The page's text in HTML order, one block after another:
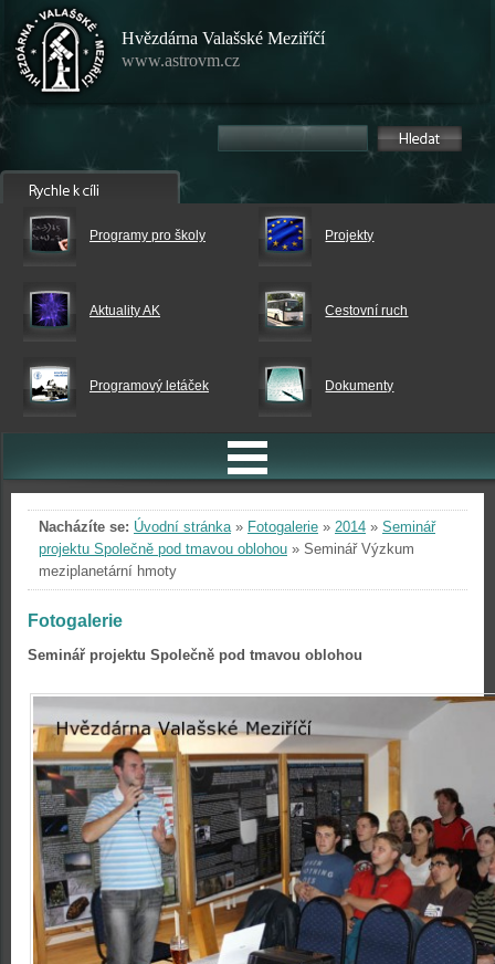
Hvězdárna Valašské Meziříčí
www.astrovm.cz
Programy pro školy Projekty
Aktuality AK Cestovní ruch
Programový letáček Dokumenty
Nacházíte se: Úvodní stránka» Fotogalerie » 2014 » Seminář
projektu Společně pod tmavou oblohou » Seminář Výzkum
meziplanetární hmoty
Fotogalerie
Seminář projektu Společně pod tmavou oblohou